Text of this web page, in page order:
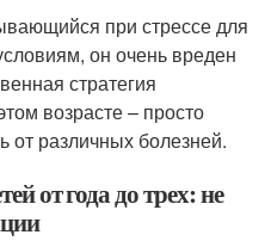
при стрессе для
он очень вреден
стратегия
возрасте – просто
от различных болезней.
от года до трех: не